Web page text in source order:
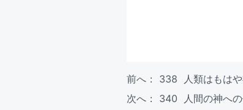
前へ： 338 人類はもはや
次へ： 340 人間の神への